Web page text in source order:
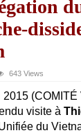
643 Views
2015
visite à
du